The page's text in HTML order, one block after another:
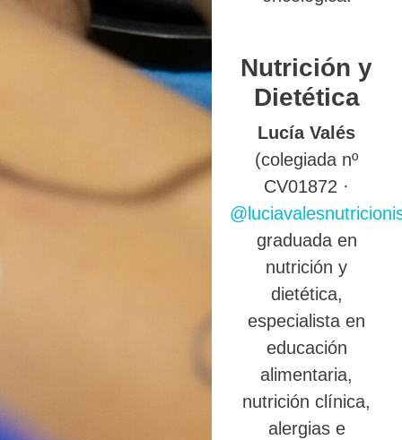
Nutrición y
Dietética
Lucía Valés
(colegiada nº
CV01872 ·
graduada en
nutrición y
dietética,
especialista en
educación
alimentaria,
nutrición clínica,
alergias e